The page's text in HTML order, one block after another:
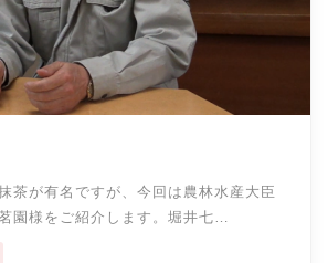
茶が有名ですが、今回は農林水産大臣
園様をご紹介します。堀井七…